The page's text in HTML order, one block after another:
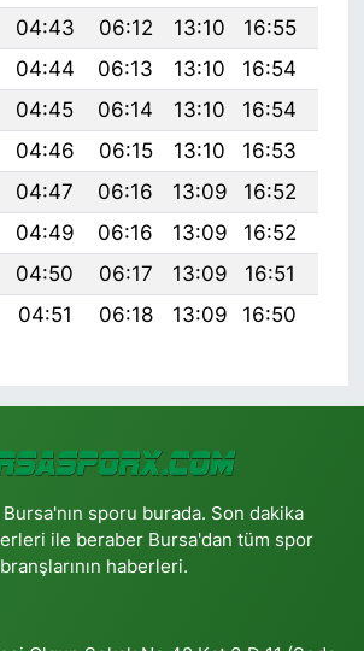
04:43 06:12 13:10 16:55
04:44 06:13 13:10 16:54
04:45 06:14 13:10 16:54
04:46 06:15 13:10 16:53
04:47 06:16 13:09 16:52
04:49 06:16 13:09 16:52
04:50 06:17 13:09 16:51
04:51 06:18 13:09 16:50
sporu burada. Son dakika
ile beraber Bursa'dan tüm spor
branşlarının haberleri.